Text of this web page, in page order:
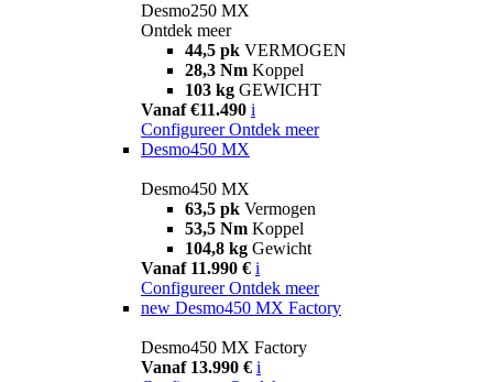
Desmo250 MX
Ontdek meer
44,5 pk VERMOGEN
28,3 Nm Koppel
103 kg GEWICHT
Vanaf €11.490 i
Configureer Ontdek meer
Desmo450 MX
Desmo450 MX
63,5 pk Vermogen
53,5 Nm Koppel
104,8 kg Gewicht
Vanaf 11.990 € i
Configureer Ontdek meer
new Desmo450 MX Factory
Desmo450 MX Factory
Vanaf 13.990 € i